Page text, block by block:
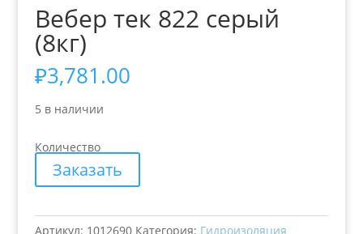
Вебер тек 822 серый
(8кг)
₽3,781.00
5 в наличии
Количество
Заказать
Артикул: 1012690 Категория: Гидроизоляция